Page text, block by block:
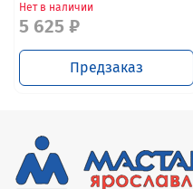
Нет в наличии
5 625 ₽
Предзаказ